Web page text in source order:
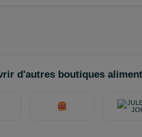
d'autres boutiques